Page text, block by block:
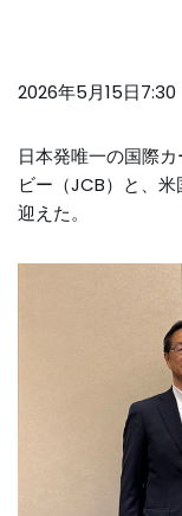
2026年5月15日7:30
日本発唯一の国際
ビー（JCB）と、
迎えた。